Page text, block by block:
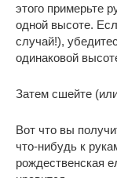
этого примерьте
одной высоте.
случай!),
одинаковой
Затем сшейте
Вот что вы
что-нибудь к
рождественская